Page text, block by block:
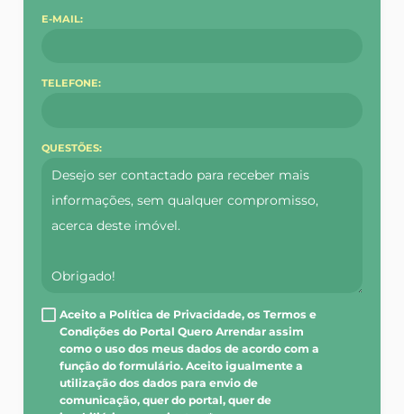
E-MAIL:
TELEFONE:
QUESTÕES:
Aceito a Política de Privacidade, os Termos e
Condições do Portal Quero Arrendar assim
como o uso dos meus dados de acordo com a
função do formulário. Aceito igualmente a
utilização dos dados para envio de
comunicação, quer do portal, quer de